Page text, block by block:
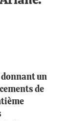
un
de